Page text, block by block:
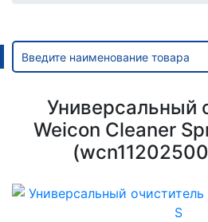
Универсальный
Weicon Cleaner